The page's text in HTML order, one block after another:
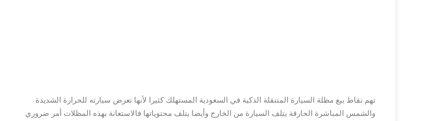
تهم نقاط بيع مظلة السيارة المتنقلة الذكية في السعودية المستهلك كثيرا لأنها تعرض سيارته للحرارة الشديدة
والشمس المباشرة الحارقة يتلف السيارة من الخارج وأيضا يتلف محتوياتها فالاستعانة بهذه المظلات أمر ضروري